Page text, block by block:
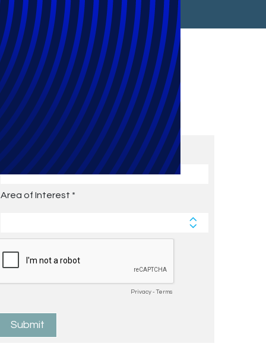
to Future Blog